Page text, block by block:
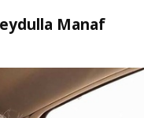
Manaf